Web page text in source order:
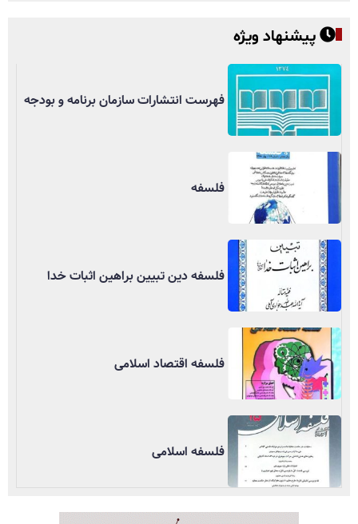
پیشنهاد ویژه
فهرست انتشارات سازمان برنامه و بودجه
فلسفه
فلسفه دین تبیین براهین اثبات خدا
فلسفه اقتصاد اسلامی
فلسفه اسلامی